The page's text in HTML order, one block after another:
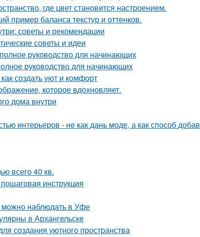
где цвет становится настроением.
пример баланса текстур и оттенков.
советы и рекомендации
советы и идеи
руководство для начинающих
руководство для начинающих
создать уют и комфорт
которое вдохновляет.
дома внутри
интерьеров - не как дань моде, а как способ
всего 40 кв.
инструкция
можно наблюдать в Уфе
в Архангельске
создания уютного пространства